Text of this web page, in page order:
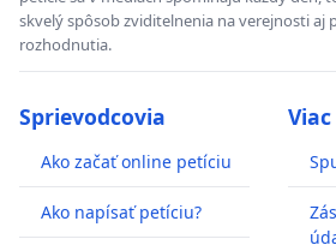
skvelý spôsob zviditelnenia na verejnosti aj
rozhodnutia.
Sprievodcovia
Ako začať online petíciu
Ako napísať petíciu?
Viac